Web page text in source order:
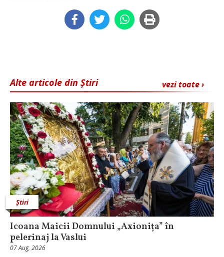
vezi toate ›
Alte articole din Știri
Știri
Icoana Maicii Domnului „Axionița” în
pelerinaj la Vaslui
07 Aug, 2026